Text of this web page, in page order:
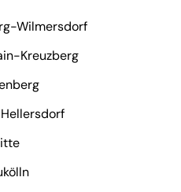
Wilmersdorf
Kreuzberg